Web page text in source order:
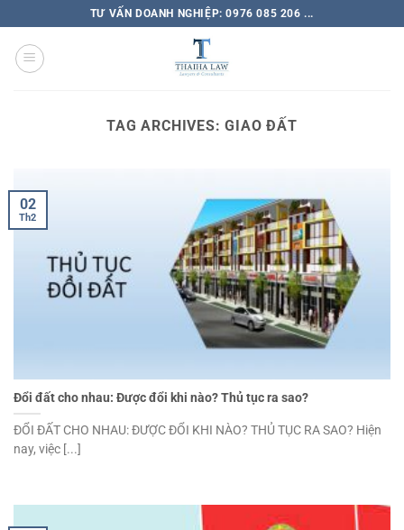
TƯ VẤN DOANH NGHIỆP: 0976 085 206 ...
TAG ARCHIVES:GIAO ĐẤT
Đổi đất cho nhau: Được đổi khi nào? Thủ tục ra sao?
ĐỔI ĐẤT CHO NHAU: ĐƯỢC ĐỔI KHI NÀO? THỦ TỤC RA SAO? Hiện
nay, việc [...]
02
Th2